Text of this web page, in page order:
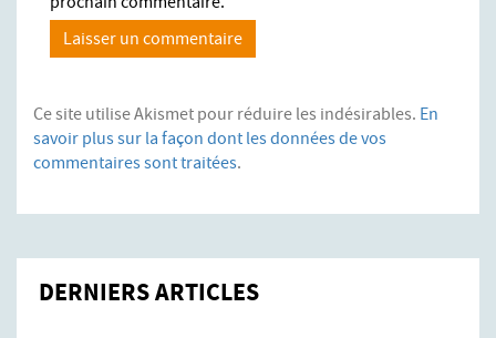
Ce site utilise Akismet pour réduire les indésirables. En
savoir plus sur la façon dont les données de vos
commentaires sont traitées.
DERNIERS ARTICLES